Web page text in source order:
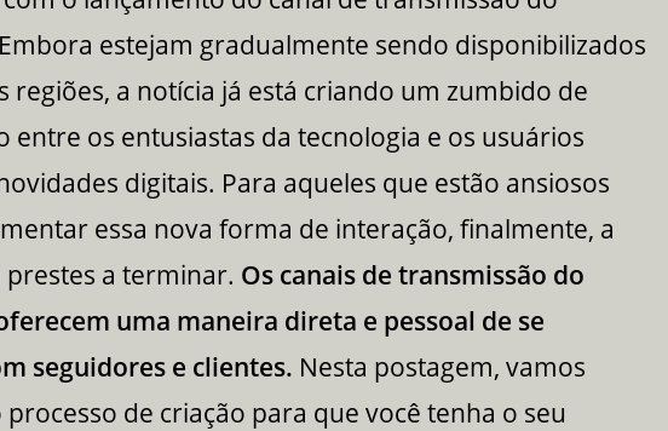
estejam gradualmente sendo disponibilizados
regiões, a notícia já está criando um zumbido de
entre os entusiastas da tecnologia e os usuários
digitais. Para aqueles que estão ansiosos
essa nova forma de interação, finalmente, a
prestes a terminar. Os canais de transmissão do
uma maneira direta e pessoal de se
seguidores e clientes. Nesta postagem, vamos
de criação para que você tenha o seu